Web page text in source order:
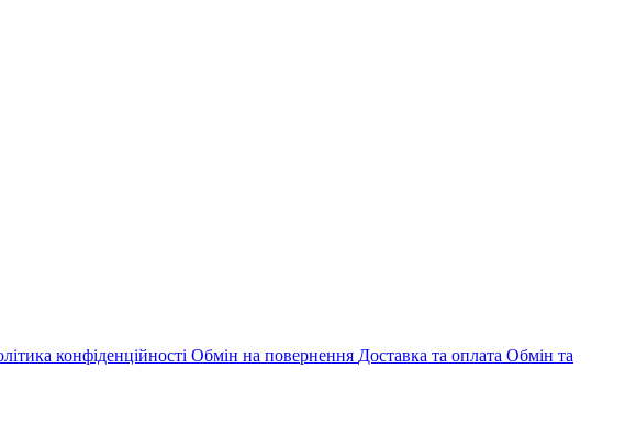
конфіденційності Обмін на повернення Доставка та оплата Обмін та